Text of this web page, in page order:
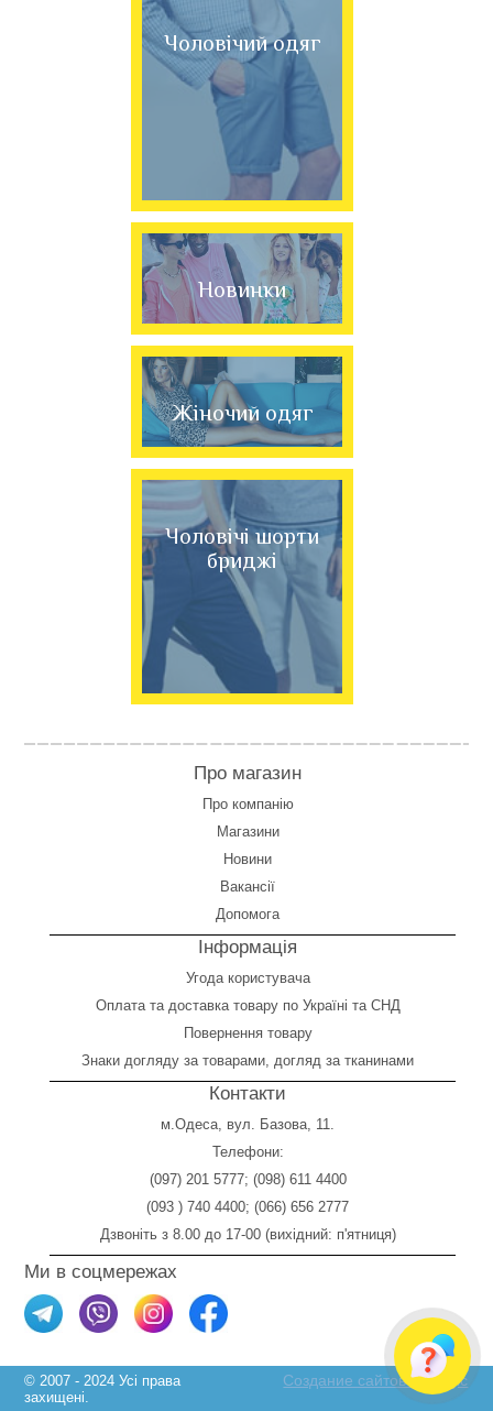
Чоловічий одяг
Новинки
Жіночий одяг
Чоловічі шорти
бриджі
Про магазин
Про компанію
Магазини
Новини
Вакансії
Допомога
Інформація
Угода користувача
Оплата та доставка товару по Україні та СНД
Повернення товару
Знаки догляду за товарами, догляд за тканинами
Контакти
м.Одеса, вул. Базова, 11.
Телефони:
(097) 201 5777; (098) 611 4400
(093 ) 740 4400; (066) 656 2777
Дзвоніть з 8.00 до 17-00 (вихідний: п'ятниця)
Ми в соцмережах
© 2007 - 2024 Усі права
захищені.
Создание сайтов Skylogic